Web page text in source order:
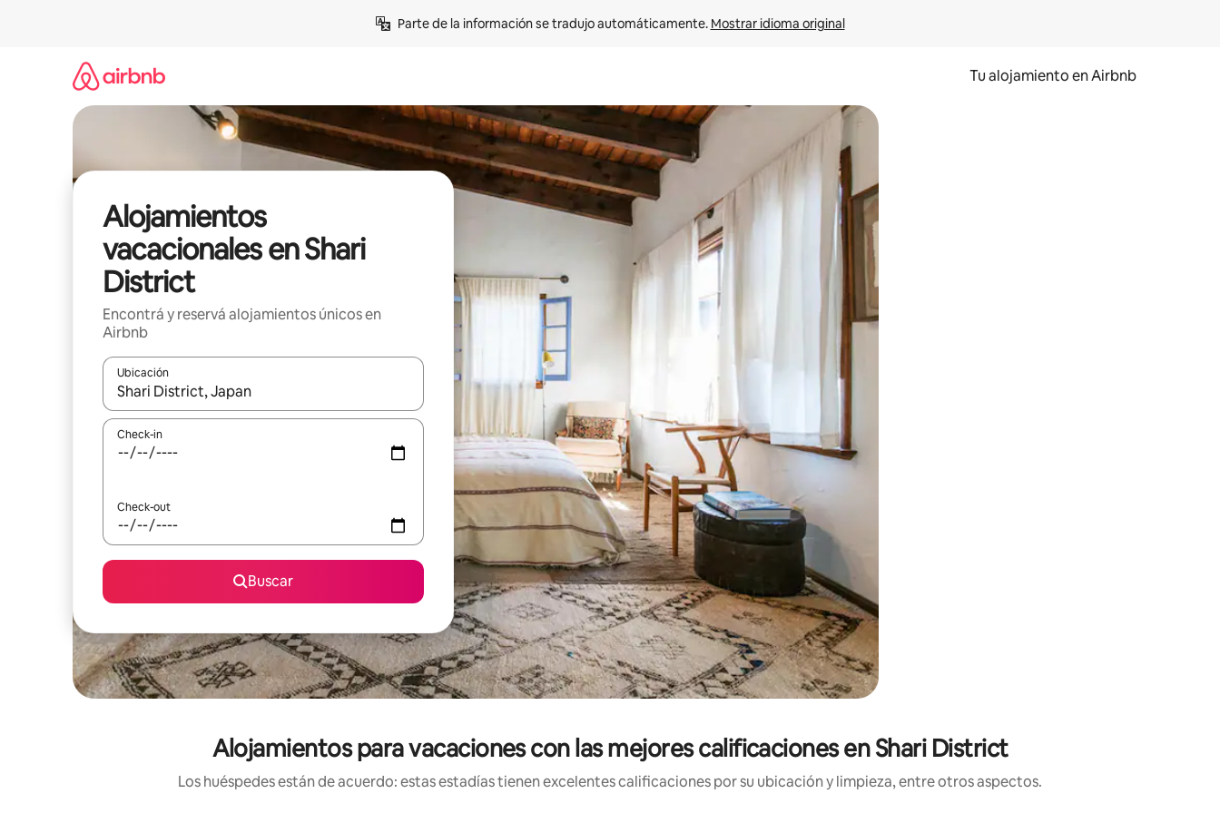
Parte de la información se tradujo automáticamente. Mostrar idioma original
Tu alojamiento en Airbnb
Alojamientos
vacacionales en Shari
District
Encontrá y reservá alojamientos únicos en
Airbnb
Ubicación
Cuando los resultados estén disponibles, navegá con las teclas de flecha hacia arriba y hacia abajo o explorá deslizando el dedo.
Check-in
Check-out
Buscar
Alojamientos para vacaciones con las mejores calificaciones en Shari District
Los huéspedes están de acuerdo: estas estadías tienen excelentes calificaciones por su ubicación y limpieza, entre otros aspectos.